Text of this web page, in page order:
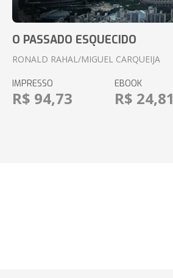
O PASSADO ESQUECIDO
RONALD RAHAL/MIGUEL CARQUEIJA
IMPRESSO
R$ 94,73
EBOOK
R$ 24,81